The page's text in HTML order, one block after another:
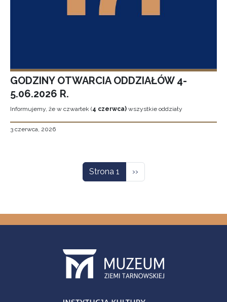
GODZINY OTWARCIA ODDZIAŁÓW 4-
5.06.2026 R.
Informujemy, że w czwartek (4 czerwca) wszystkie oddziały
3 czerwca, 2026
Strona 1 Następna strona
››